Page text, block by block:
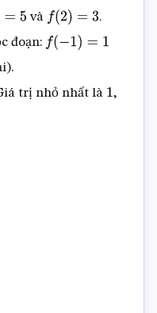
5 và f( 2)= 3
.
đoạn: f( − )= 1
trị nhỏ nhất là 1,